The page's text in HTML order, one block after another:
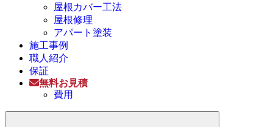
屋根カバー工法
屋根修理
アパート塗装
施工事例
職人紹介
保証
無料お見積
費用